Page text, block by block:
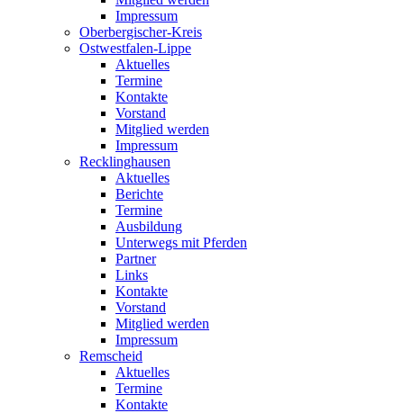
Impressum
Oberbergischer-Kreis
Ostwestfalen-Lippe
Aktuelles
Termine
Kontakte
Vorstand
Mitglied werden
Impressum
Recklinghausen
Aktuelles
Berichte
Termine
Ausbildung
Unterwegs mit Pferden
Partner
Links
Kontakte
Vorstand
Mitglied werden
Impressum
Remscheid
Aktuelles
Termine
Kontakte